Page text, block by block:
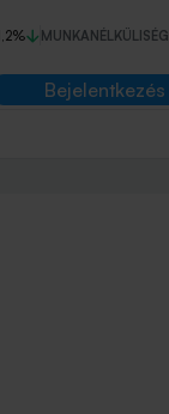
MUNKANÉLKÜLISÉG
Bejelentkezés